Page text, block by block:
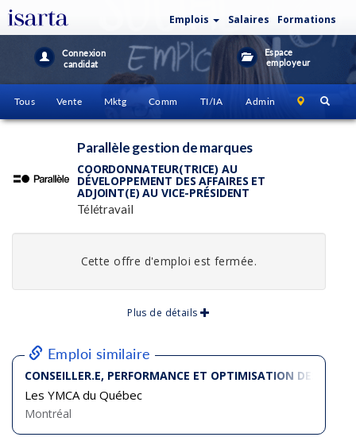
Emplois Salaires Formations
Connexion
candidat
Espace
employeur
Tous Vente Mktg Comm TI/IA Admin
Parallèle gestion de marques
COORDONNATEUR(TRICE) AU
DÉVELOPPEMENT DES AFFAIRES ET
ADJOINT(E) AU VICE-PRÉSIDENT
Télétravail
Cette offre d'emploi est fermée.
Plus de détails
Emploi similaire
CONSEILLER.E, PERFORMANCE ET OPTIMISATION DES
Les YMCA du Québec
Montréal